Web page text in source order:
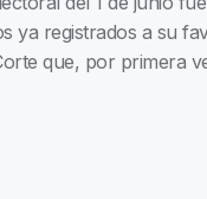
ya registrados a su
que, por primera